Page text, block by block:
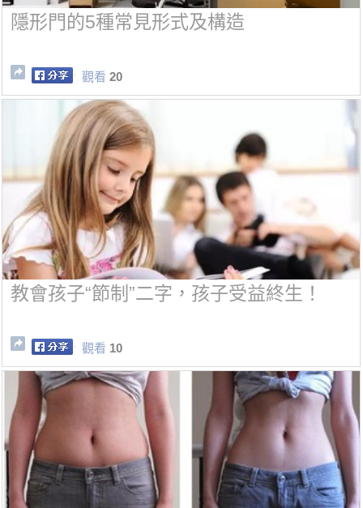
隱形門的5種常見形式及構造
觀看 20
教會孩子“節制”二字，孩子受益終生！
觀看 10